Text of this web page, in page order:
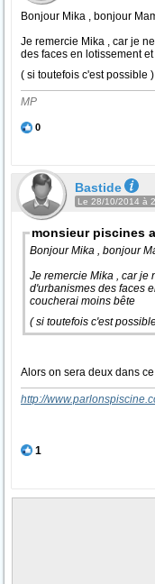
Bonjour Mika , bonjour
Je remercie Mika , car je
des faces en lotissement
( si toutefois c'est possible )
MP
0
Bastide
Le 28/10/2014 à
monsieur piscines
Bonjour Mika , bonjour
Je remercie Mika , car je
d'urbanismes des faces
coucherai moins bête
Alors on sera deux dans
http://
1